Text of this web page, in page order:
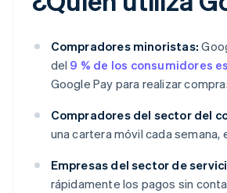
Compradores minoristas:
del 9 % de los consumidores
Google Pay para realizar
Compradores del sector del
una cartera móvil cada semana,
Empresas del sector de
rápidamente los pagos sin